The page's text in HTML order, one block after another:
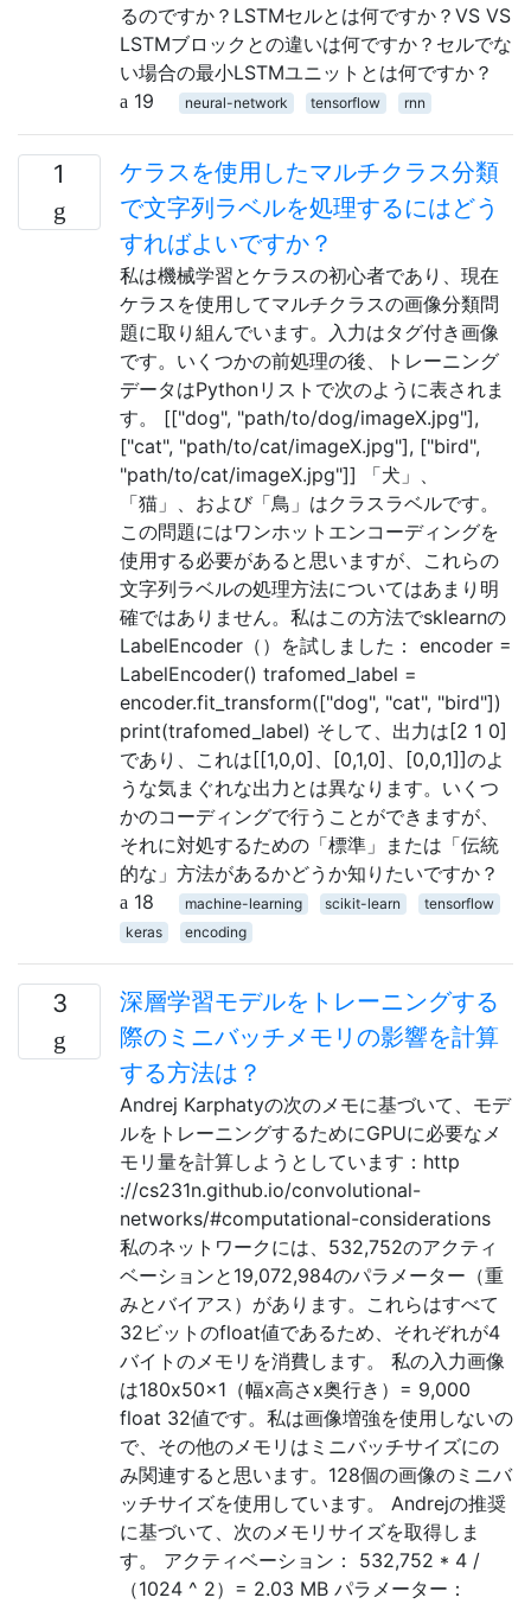
るのですか？LSTMセルとは何ですか？VS VS
LSTMブロックとの違いは何ですか？セルでな
い場合の最小LSTMユニットとは何ですか？
19
neural-network tensorflow rnn
1
ケラスを使用したマルチクラス分類
で文字列ラベルを処理するにはどう
すればよいですか？
私は機械学習とケラスの初心者であり、現在
ケラスを使用してマルチクラスの画像分類問
題に取り組んでいます。入力はタグ付き画像
です。いくつかの前処理の後、トレーニング
データはPythonリストで次のように表されま
す。 [["dog", "path/to/dog/imageX.jpg"],
["cat", "path/to/cat/imageX.jpg"], ["bird",
"path/to/cat/imageX.jpg"]] 「犬」、
「猫」、および「鳥」はクラスラベルです。
この問題にはワンホットエンコーディングを
使用する必要があると思いますが、これらの
文字列ラベルの処理方法についてはあまり明
確ではありません。私はこの方法でsklearnの
LabelEncoder（）を試しました： encoder =
LabelEncoder() trafomed_label =
encoder.fit_transform(["dog", "cat", "bird"])
print(trafomed_label) そして、出力は[2 1 0]
であり、これは[[1,0,0]、[0,1,0]、[0,0,1]]のよ
うな気まぐれな出力とは異なります。いくつ
かのコーディングで行うことができますが、
それに対処するための「標準」または「伝統
的な」方法があるかどうか知りたいですか？
18
machine-learning scikit-learn
tensorflow
keras
encoding
3
深層学習モデルをトレーニングする
際のミニバッチメモリの影響を計算
する方法は？
Andrej Karphatyの次のメモに基づいて、モデ
ルをトレーニングするためにGPUに必要なメ
モリ量を計算しようとしています：http
://cs231n.github.io/convolutional-
networks/#computational-considerations
私のネットワークには、532,752のアクティ
ベーションと19,072,984のパラメーター（重
みとバイアス）があります。これらはすべて
32ビットのfloat値であるため、それぞれが4
バイトのメモリを消費します。 私の入力画像
は180x50x1（幅x高さx奥行き）= 9,000
float 32値です。私は画像増強を使用しないの
で、その他のメモリはミニバッチサイズにの
み関連すると思います。128個の画像のミニバ
ッチサイズを使用しています。 Andrejの推奨
に基づいて、次のメモリサイズを取得しま
す。 アクティベーション： 532,752 * 4 /
（1024 ^ 2）= 2.03 MB パラメーター：